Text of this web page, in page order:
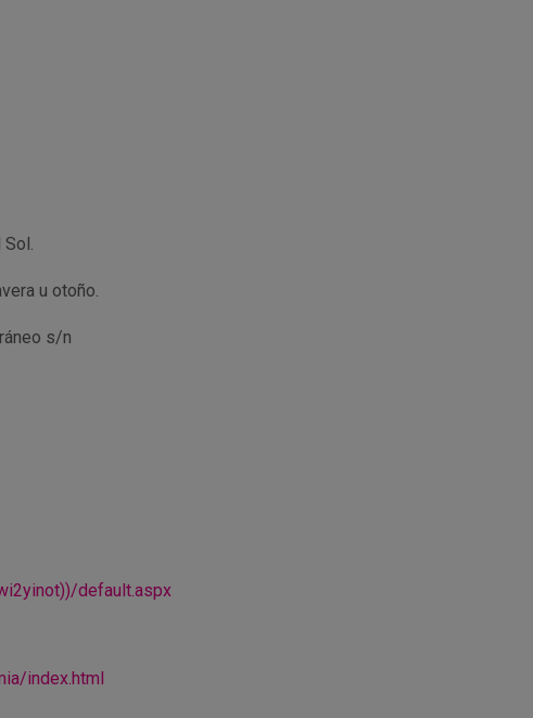
u otoño.
s/n
default.aspx
index.html